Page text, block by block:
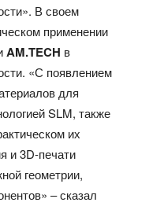
В своем
применении
AM.TECH в
«С появлением
для
SLM, также
их
и 3D-печати
геометрии,
– сказал